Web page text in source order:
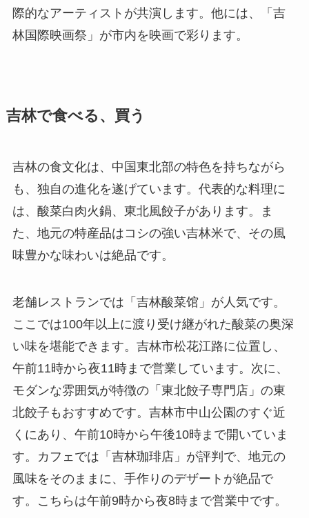
際的なアーティストが共演します。他には、「吉
林国際映画祭」が市内を映画で彩ります。
吉林で食べる、買う
吉林の食文化は、中国東北部の特色を持ちながら
も、独自の進化を遂げています。代表的な料理に
は、酸菜白肉火鍋、東北風餃子があります。ま
た、地元の特産品はコシの強い吉林米で、その風
味豊かな味わいは絶品です。
老舗レストランでは「吉林酸菜馆」が人気です。
ここでは100年以上に渡り受け継がれた酸菜の奥深
い味を堪能できます。吉林市松花江路に位置し、
午前11時から夜11時まで営業しています。次に、
モダンな雰囲気が特徴の「東北餃子専門店」の東
北餃子もおすすめです。吉林市中山公園のすぐ近
くにあり、午前10時から午後10時まで開いていま
す。カフェでは「吉林珈琲店」が評判で、地元の
風味をそのままに、手作りのデザートが絶品で
す。こちらは午前9時から夜8時まで営業中です。